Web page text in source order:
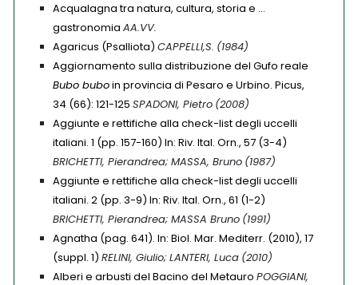
Acqualagna tra natura, cultura, storia e …
gastronomia AA.VV.
Agaricus (Psalliota) CAPPELLI,S. (1984)
Aggiornamento sulla distribuzione del Gufo reale
Bubo buboin provincia di Pesaro e Urbino. Picus,
34 (66): 121-125 SPADONI, Pietro (2008)
Aggiunte e rettifiche alla check-list degli uccelli
italiani. 1 (pp. 157-160) In: Riv. Ital. Orn., 57 (3-4)
BRICHETTI, Pierandrea; MASSA, Bruno (1987)
Aggiunte e rettifiche alla check-list degli uccelli
italiani. 2 (pp. 3-9) In: Riv. Ital. Orn., 61 (1-2)
BRICHETTI, Pierandrea; MASSA Bruno (1991)
Agnatha (pag. 641). In: Biol. Mar. Mediterr. (2010), 17
(suppl. 1) RELINI, Giulio; LANTERI, Luca (2010)
Alberi e arbusti del Bacino del Metauro POGGIANI,